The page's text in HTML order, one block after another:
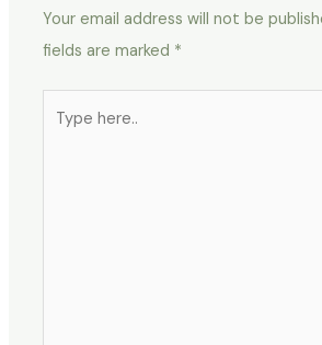
Your email address will not be
fields are marked *